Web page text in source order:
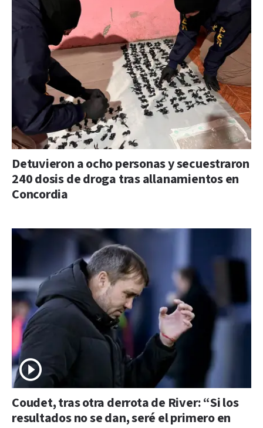
Detuvieron a ocho personas y secuestraron
240 dosis de droga tras allanamientos en
Concordia
Coudet, tras otra derrota de River: “Si los
resultados no se dan, seré el primero en